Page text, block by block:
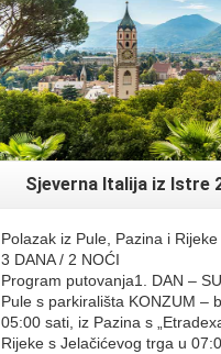
Sjeverna Italija iz Istre
Polazak iz Pule, Pazina i Rijeke
3 DANA / 2 NOĆI
Program putovanja1. DAN –
Pule s parkirališta KONZUM –
05:00 sati, iz Pazina s
Rijeke s Jelačićevog trga u